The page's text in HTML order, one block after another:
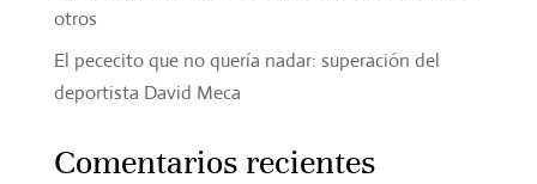
otros
El pececito que no quería nadar: superación del
deportista David Meca
Comentarios recientes